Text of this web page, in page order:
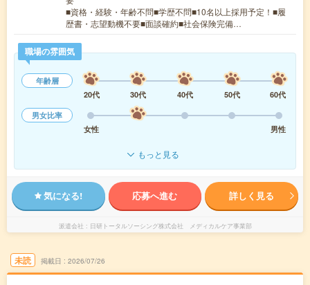
■資格・経験・年齢不問■学歴不問■10名以上採用予定！■履
歴書・志望動機不要■面談確約■社会保険完備…
職場の雰囲気
年齢層
20代
30代 40代 50代
60代
男女比率
女性
男性
もっと見る
気になる! 応募へ進む 詳しく見る
派遣会社 日研トータルソーシング株式会社 メディカルケア事業部
未読 掲載日 2026/07/26